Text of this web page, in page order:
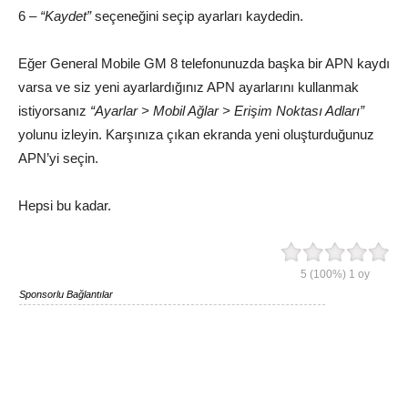
6 – “Kaydet”seçeneğini seçip ayarları kaydedin.
Eğer General Mobile GM 8 telefonunuzda başka bir APN kaydı
varsa ve siz yeni ayarlardığınız APN ayarlarını kullanmak
istiyorsanız “Ayarlar > Mobil Ağlar > Erişim Noktası Adları”
yolunu izleyin. Karşınıza çıkan ekranda yeni oluşturduğunuz
APN’yi seçin.
Hepsi bu kadar.
5 (100%) 1 oy
Sponsorlu Bağlantılar